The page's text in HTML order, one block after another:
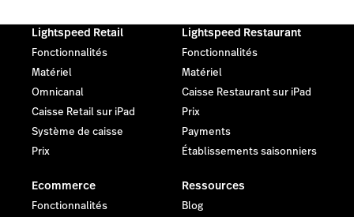
Lightspeed Retail
Fonctionnalités
Matériel
Omnicanal
Caisse Retail sur iPad
Système de caisse
Prix
Lightspeed Restaurant
Fonctionnalités
Matériel
Caisse Restaurant sur iPad
Prix
Payments
Établissements saisonniers
Ecommerce
Fonctionnalités
Ressources
Blog